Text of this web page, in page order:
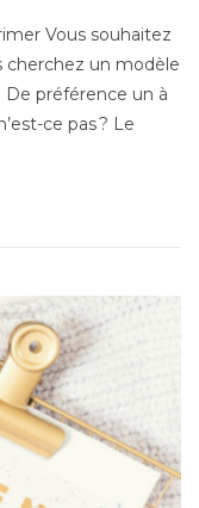
Vous souhaitez
cherchez un modèle
De préférence un à
ce pas ? Le